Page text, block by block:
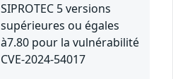
SIPROTEC 5 versions
supérieures ou égales
à7.80 pour la vulnérabilité
CVE-2024-54017